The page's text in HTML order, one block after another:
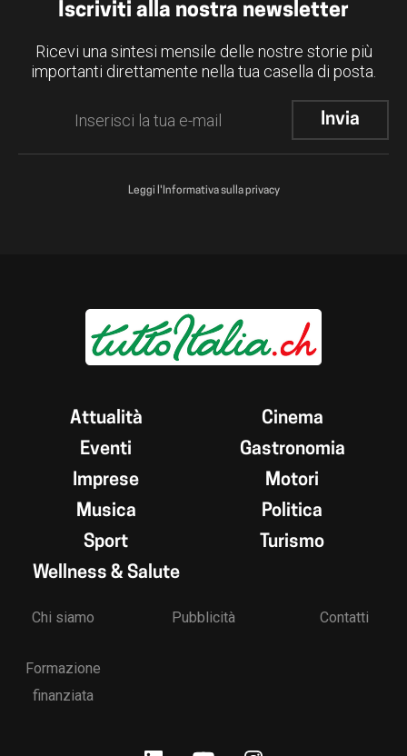
Iscriviti alla nostra newsletter
Ricevi una sintesi mensile delle nostre storie più
importanti direttamente nella tua casella di posta.
Leggi l'Informativa sulla privacy
Attualità
Cinema
Eventi
Gastronomia
Imprese
Motori
Musica
Politica
Sport
Turismo
Wellness & Salute
Chi siamo Pubblicità Contatti
Formazione
finanziata